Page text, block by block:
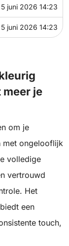
5 juni 2026 14:23
5 juni 2026 14:23
je
om je
met ongelooflijk
volledige
vertrouwd
Het
een
touch,